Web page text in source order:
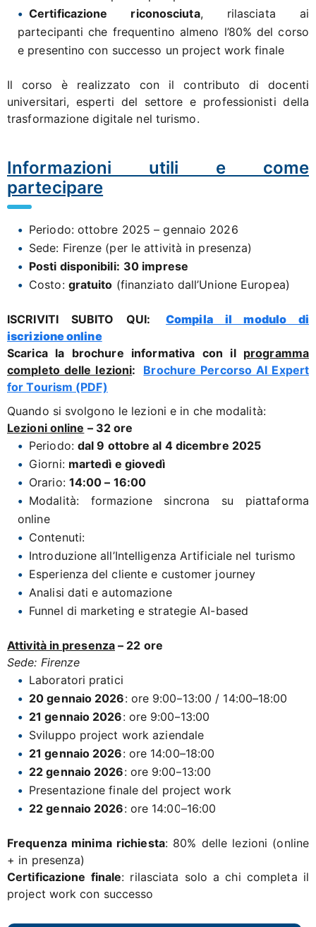
Certificazione riconosciuta, rilasciata ai
partecipanti che frequentino almeno l’80% del corso
e presentino con successo un project work finale
Il corso è realizzato con il contributo di docenti
universitari, esperti del settore e professionisti della
trasformazione digitale nel turismo.
Informazioni utili e come
partecipare
Periodo: ottobre 2025 – gennaio 2026
Sede: Firenze (per le attività in presenza)
Posti disponibili: 30 imprese
Costo: gratuito (finanziato dall’Unione Europea)
ISCRIVITI SUBITO QUI:
Compila il modulo di
iscrizione online
Scarica la brochure informativa con il programma
completo delle lezioni:
Brochure Percorso AI Expert
for Tourism (PDF)
Quando si svolgono le lezioni e in che modalità:
Lezioni online – 32 ore
Periodo: dal 9 ottobre al 4 dicembre 2025
Giorni: martedì e giovedì
Orario: 14:00 – 16:00
Modalità: formazione sincrona su piattaforma
online
Contenuti:
Introduzione all’Intelligenza Artificiale nel turismo
Esperienza del cliente e customer journey
Analisi dati e automazione
Funnel di marketing e strategie AI-based
Attività in presenza – 22 ore
Sede: Firenze
Laboratori pratici
20 gennaio 2026: ore 9:00–13:00 / 14:00–18:00
21 gennaio 2026: ore 9:00–13:00
Sviluppo project work aziendale
21 gennaio 2026: ore 14:00–18:00
22 gennaio 2026: ore 9:00–13:00
Presentazione finale del project work
22 gennaio 2026: ore 14:00–16:00
Frequenza minima richiesta: 80% delle lezioni (online
+ in presenza)
Certificazione finale: rilasciata solo a chi completa il
project work con successo